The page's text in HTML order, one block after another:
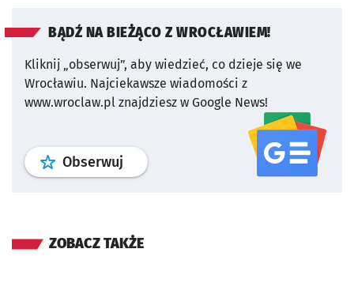
BĄDŹ NA BIEŻĄCO Z WROCŁAWIEM!
Kliknij „obserwuj”, aby wiedzieć, co dzieje się we
Wrocławiu. Najciekawsze wiadomości z
www.wroclaw.pl znajdziesz w Google News!
Obserwuj profil serwisu
ZOBACZ TAKŻE